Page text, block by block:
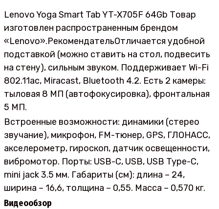
Lenovo Yoga Smart Tab YT-X705F 64Gb Товар
изготовлен распространенным брендом
«Lenovo».РекомендательОтличается удобной
подставкой (можно ставить на стол, подвесить
на стену), сильным звуком. Поддерживает Wi-Fi
802.11ac, Miracast, Bluetooth 4.2. Есть 2 камеры:
тыловая 8 МП (автофокусировка), фронтальная
5 МП.
Встроенные возможности: динамики (стерео
звучание), микрофон, FM-тюнер, GPS, ГЛОНАСС,
акселерометр, гироскоп, датчик освещенности,
вибромотор. Порты: USB-C, USB, USB Type-C,
mini jack 3.5 мм. Габариты (см): длина – 24,
ширина – 16,6, толщина – 0,55. Масса – 0,570 кг.
Видеообзор